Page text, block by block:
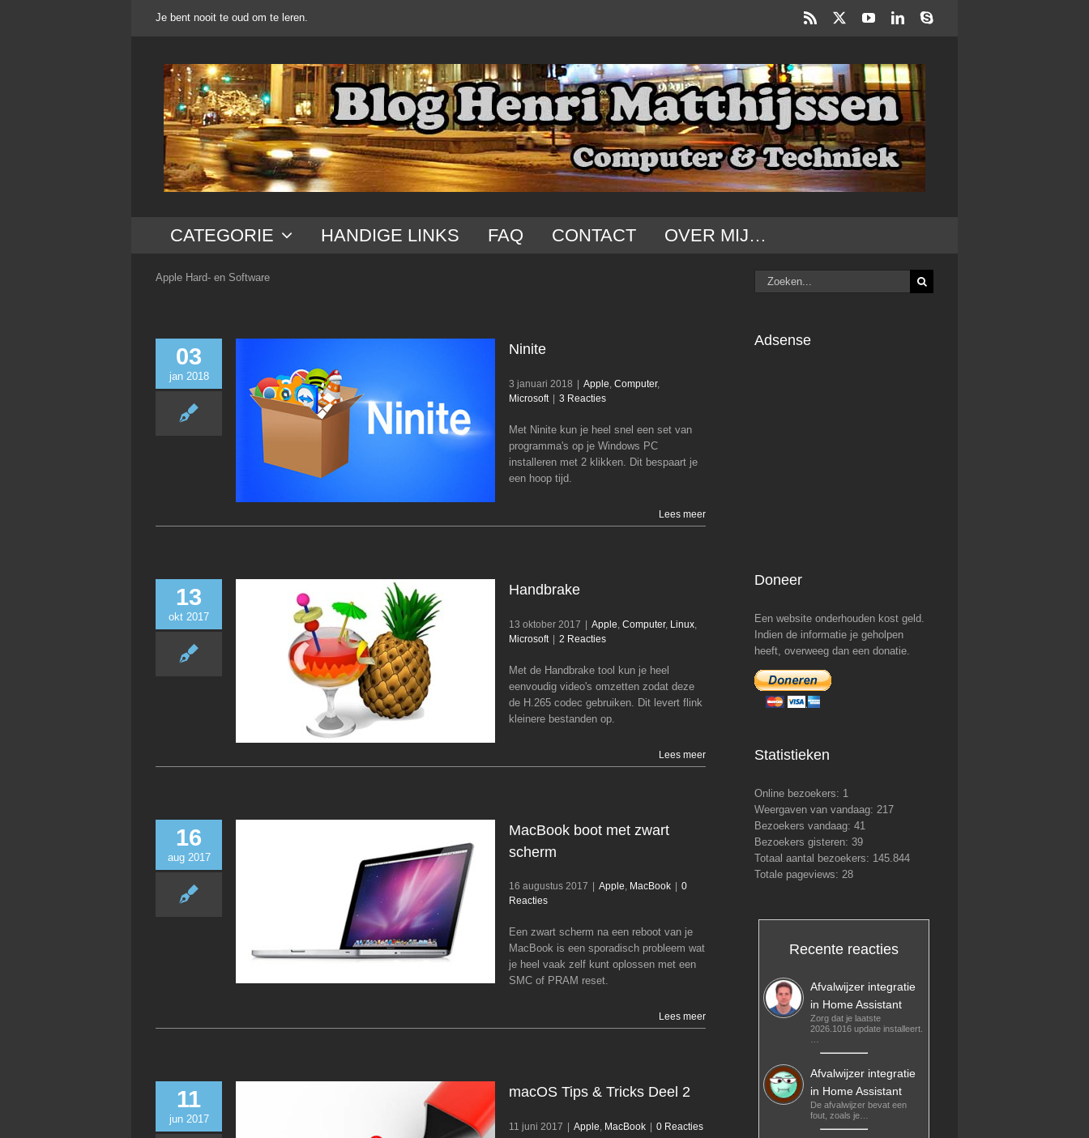
Je bent nooit te oud om te leren. Rss YouTubeLinkedInSkype
CATEGORIE HANDIGE LINKS FAQ CONTACT OVER MIJ…
Apple Hard- en Software
03
jan 2018
Ninite
Apple Computer Microsoft
Ninite
3 januari 2018 | Apple Computer,
Microsoft | 3 Reacties
Met Ninite kun je heel snel een set van
programma's op je Windows PC
installeren met 2 klikken. Dit bespaart je
een hoop tijd.
Lees meer
13
okt 2017
Handbrake
Apple Computer Linux Microsoft
Handbrake
13 oktober 2017 | Apple Computer, Linux
Microsoft | 2 Reacties
Met de Handbrake tool kun je heel
eenvoudig video's omzetten zodat deze
de H.265 codec gebruiken. Dit levert flink
kleinere bestanden op.
Lees meer
16
aug 2017
Apple MacBook
MacBook boot met zwart
scherm
16 augustus 2017 Apple, MacBook
0
Reacties
Een zwart scherm na een reboot van je
MacBook is een sporadisch probleem wat
je heel vaak zelf kunt oplossen met een
SMC of PRAM reset.
Lees meer
11
jun 2017
macOS Tips & Tricks Deel 2
11 juni 2017 Apple, MacBook 0 Reacties
Zoeken
naar:
Adsense
Doneer
Een website onderhouden kost geld.
Indien de informatie je geholpen
heeft, overweeg dan een donatie.
Statistieken
Online bezoekers: 1
Weergaven van vandaag: 217
Bezoekers vandaag:41
Bezoekers gisteren:39
Totaal aantal bezoekers: 145.844
Totale pageviews: 28
Recente reacties
Afvalwijzer integratie
in Home Assistant
Zorg dat je laatste
2026.1016 update installeert.
Afvalwijzer integratie
in Home Assistant
De afvalwijzer bevat een
fout, zoals je…